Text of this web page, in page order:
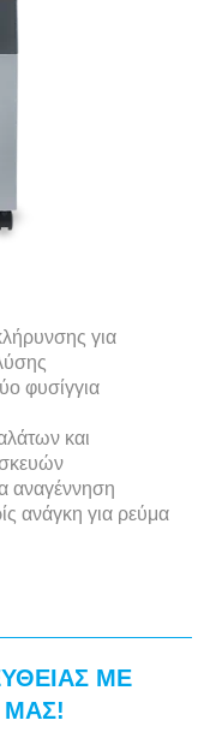
για
φυσίγγια
και
σκευών
αναγέννηση
ανάγκη για ρεύμα
ΜΕ
ΜΑΣ!